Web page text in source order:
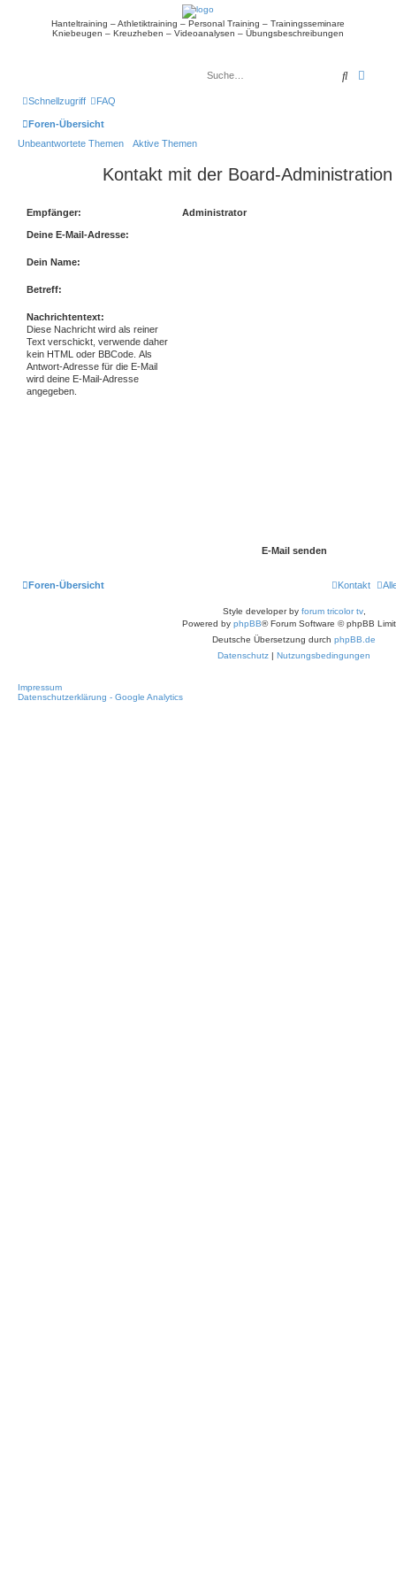
Hanteltraining – Athletiktraining – Personal Training – Trainingsseminare
Kniebeugen – Kreuzheben – Videoanalysen – Übungsbeschreibungen
Suche
Schnellzugriff FAQ
Foren-Übersicht
Unbeantwortete Themen
Aktive Themen
Kontakt mit der Board-
Empfänger: Administrator
Deine E-Mail-Adresse:
Dein Name:
Betreff:
Nachrichtentext:
Diese Nachricht wird als reiner
Text verschickt, verwende daher
kein HTML oder BBCode. Als
Antwort-Adresse für die E-Mail
wird deine E-Mail-Adresse
angegeben.
Foren-Übersicht Kontakt
Style developer by forum tricolor tv,
Powered by phpBB® Forum Software © phpBB
Deutsche Übersetzung durch phpBB.de
Datenschutz | Nutzungsbedingungen
Impressum
Datenschutzerklärung - Google Analytics